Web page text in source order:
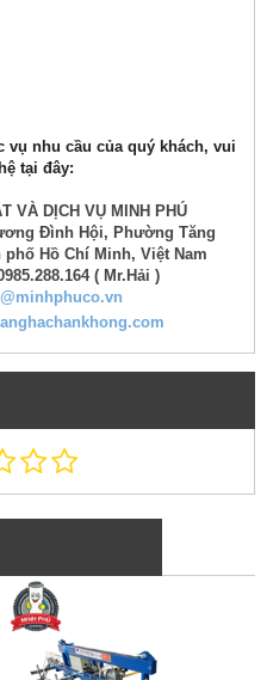
vụ nhu cầu của quý khách, vui
tại đây:
VÀ DỊCH VỤ MINH PHÚ
Đình Hội, Phường Tăng
Hồ Chí Minh, Việt Nam
( Mr.Hải )